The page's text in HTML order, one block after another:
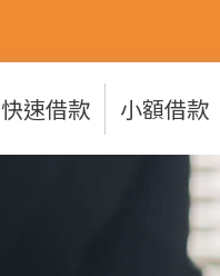
快速借款 小額借款